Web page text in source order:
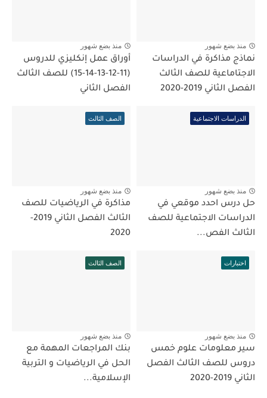
منذ بضع شهور
نماذج مذاكرة في الدراسات
الاجتاماعية للصف الثالث
الفصل الثاني 2019-2020
منذ بضع شهور
أوراق عمل إنكليزي للدروس
(11-12-13-14-15) للصف الثالث
الفصل الثاني
الدراسات الاجتماعية
منذ بضع شهور
حل درس احدد موقعي في
الدراسات الاجتماعية للصف
الثالث الفص...
الصف الثالث
منذ بضع شهور
مذاكرة في الرياضيات للصف
الثالث الفصل الثاني 2019-
2020
اختبارات
منذ بضع شهور
سير معلومات علوم خمس
دروس للصف الثالث الفصل
الثاني 2019-2020
الصف الثالث
منذ بضع شهور
بنك المراجعات المهمة مع
الحل في الرياضيات و التربية
الإسلامية...